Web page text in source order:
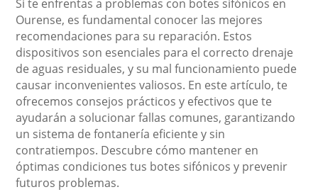
Si te enfrentas a problemas con botes sifónicos en
Ourense, es fundamental conocer las mejores
recomendaciones para su reparación. Estos
dispositivos son esenciales para el correcto drenaje
de aguas residuales, y su mal funcionamiento puede
causar inconvenientes valiosos. En este artículo, te
ofrecemos consejos prácticos y efectivos que te
ayudarán a solucionar fallas comunes, garantizando
un sistema de fontanería eficiente y sin
contratiempos. Descubre cómo mantener en
óptimas condiciones tus botes sifónicos y prevenir
futuros problemas.